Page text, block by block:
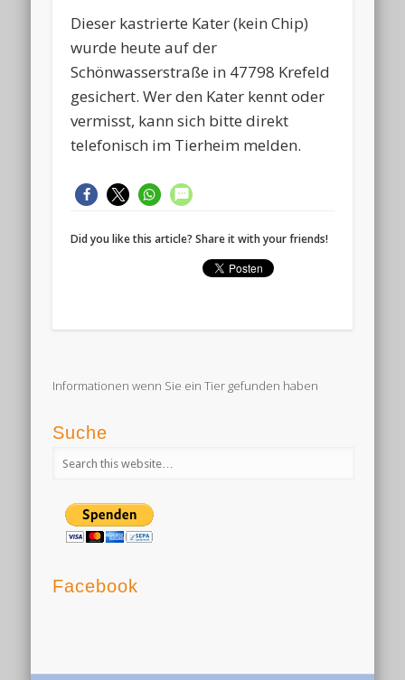
Dieser kastrierte Kater (kein Chip)
wurde heute auf der
Schönwasserstraße in 47798 Krefeld
gesichert. Wer den Kater kennt oder
vermisst, kann sich bitte direkt
telefonisch im Tierheim melden.
Did you like this article? Share it with your friends!
Informationen wenn Sie ein Tier gefunden haben
Suche
Facebook